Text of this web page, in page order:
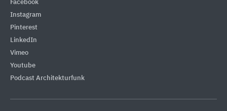
Facebook
Instagram
Pinterest
LinkedIn
Vimeo
Youtube
Podcast Architekturfunk